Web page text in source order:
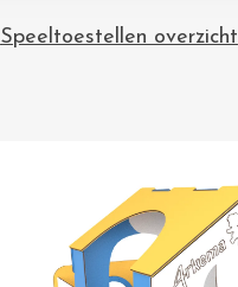
Speeltoestellen overzicht